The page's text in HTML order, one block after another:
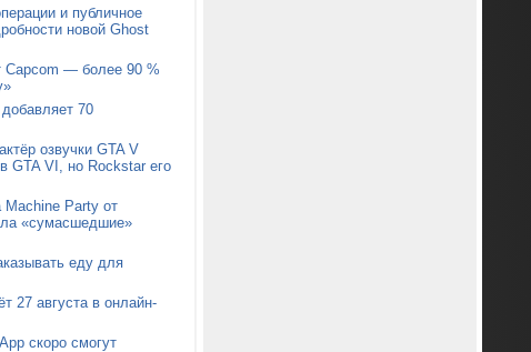
и публичное
новой Ghost
Capcom — более 90 %
70
озвучки GTA V
GTA VI, но Rockstar его
Machine Party от
«сумасшедшие»
еду для
27 августа в онлайн-
скоро смогут